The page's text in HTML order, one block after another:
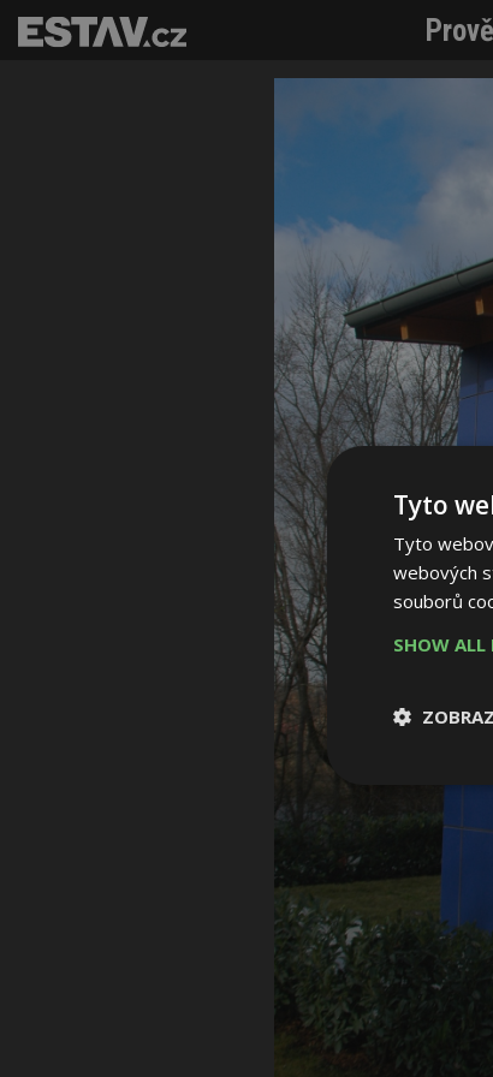
Tyto
Tyto
webových
souborů
SHOW ALL
Nezbytně
Webové